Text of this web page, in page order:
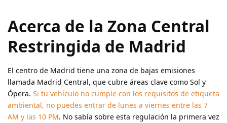
Acerca de la Zona Central
Restringida de Madrid
El centro de Madrid tiene una zona de bajas emisiones
llamada Madrid Central, que cubre áreas clave como Sol y
Ópera. Si tu vehículo no cumple con los requisitos de etiqueta
ambiental, no puedes entrar de lunes a viernes entre las 7
AM y las 10 PM. No sabía sobre esta regulación la primera vez